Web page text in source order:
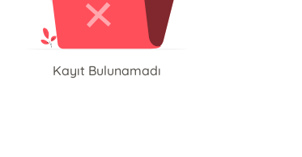
Kayıt Bulunamadı